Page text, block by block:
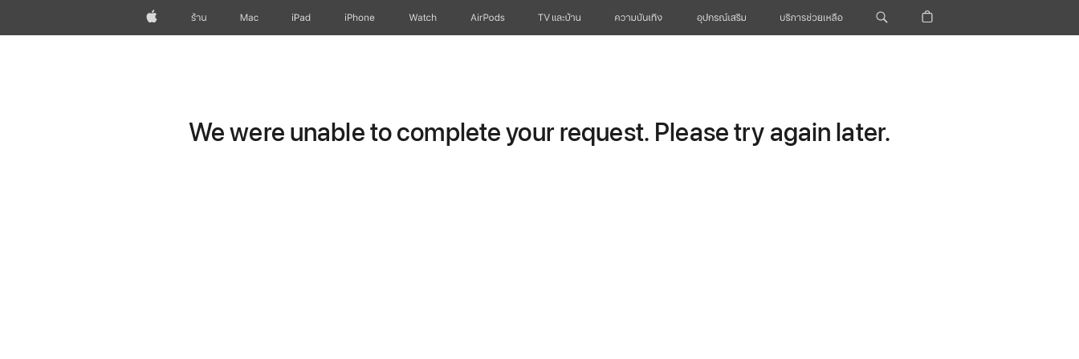
Appleร้าน Mac iPad iPhone Watch AirPods TV และบ้าน ความบันเทิง อุปกรณ์เสริม บริการช่วยเหลือ
We were unable to complete your request. Please try again later.